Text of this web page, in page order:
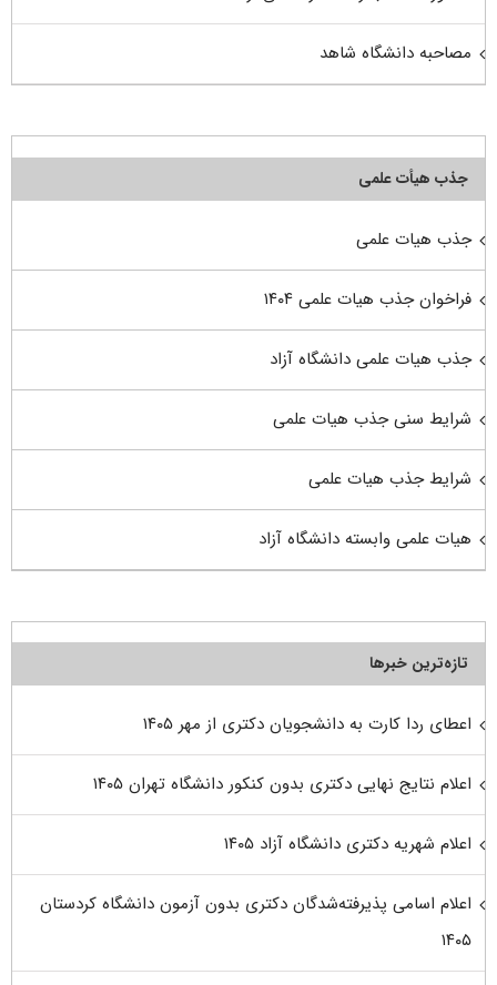
مصاحبه دانشگاه شاهد
جذب هیأت علمی
جذب هیات علمی
فراخوان جذب هیات علمی ۱۴۰۴
جذب هیات علمی دانشگاه آزاد
شرایط سنی جذب هیات علمی
شرایط جذب هیات علمی
هیات علمی وابسته دانشگاه آزاد
تازه‌ترین خبرها
اعطای ردا کارت به دانشجویان دکتری از مهر ۱۴۰۵
اعلام نتایج نهایی دکتری بدون کنکور دانشگاه تهران ۱۴۰۵
اعلام شهریه دکتری دانشگاه آزاد ۱۴۰۵
اعلام اسامی پذیرفته‌شدگان دکتری بدون آزمون دانشگاه کردستان
۱۴۰۵